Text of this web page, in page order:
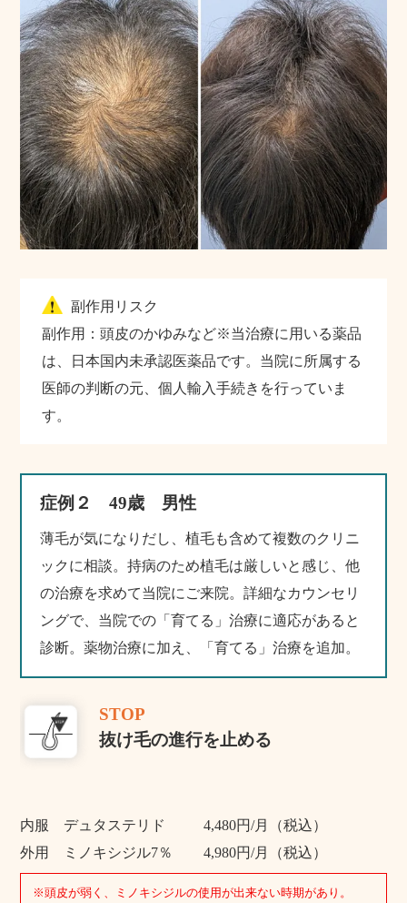
副作用リスク
副作用：頭皮のかゆみなど※当治療に用いる薬品
は、日本国内未承認医薬品です。当院に所属する
医師の判断の元、個人輸入手続きを行っていま
す。
症例２ 49歳 男性
薄毛が気になりだし、植毛も含めて複数のクリニ
ックに相談。持病のため植毛は厳しいと感じ、他
の治療を求めて当院にご来院。詳細なカウンセリ
ングで、当院での「育てる」治療に適応があると
診断。薬物治療に加え、「育てる」治療を追加。
STOP
抜け毛の進行を止める
内服 デュタステリド
4,480円/月（税込）
外用 ミノキシジル7％
4,980円/月（税込）
※頭皮が弱く、ミノキシジルの使用が出来ない時期があり。